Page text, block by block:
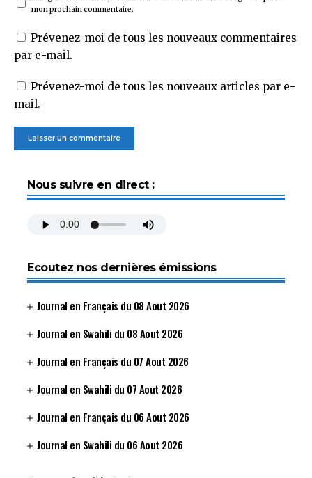
mon prochain commentaire.
Prévenez-moi de tous les nouveaux commentaires
par e-mail.
Prévenez-moi de tous les nouveaux articles par e-
mail.
Nous suivre en direct :
Ecoutez nos dernières émissions
Journal en Français du 08 Aout 2026
Journal en Swahili du 08 Aout 2026
Journal en Français du 07 Aout 2026
Journal en Swahili du 07 Aout 2026
Journal en Français du 06 Aout 2026
Journal en Swahili du 06 Aout 2026